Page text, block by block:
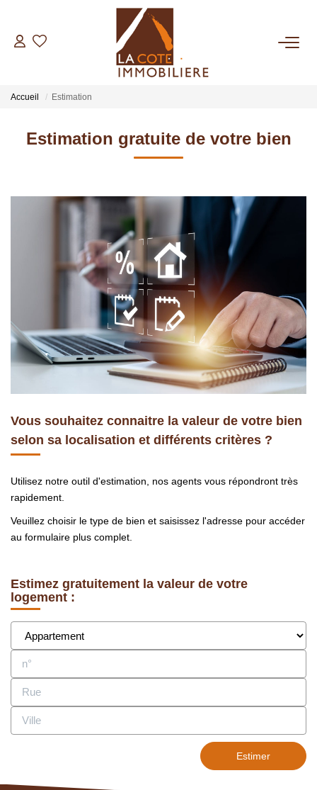
ACHETER
BIENS VENDUS
ESTIMER
NOTRE AGENCE
Qui Sommes Nous
Notre Équipe
Nous Rejoindre
Nos Actualités
CONTACT
EN
Accueil Estimation
Estimation gratuite de votre bien
Vous souhaitez connaitre la valeur de votre bien
selon sa localisation et différents critères ?
Utilisez notre outil d'estimation, nos agents vous répondront très
rapidement.
Veuillez choisir le type de bien et saisissez l'adresse pour accéder
au formulaire plus complet.
Estimez gratuitement la valeur de votre
logement :
Estimer